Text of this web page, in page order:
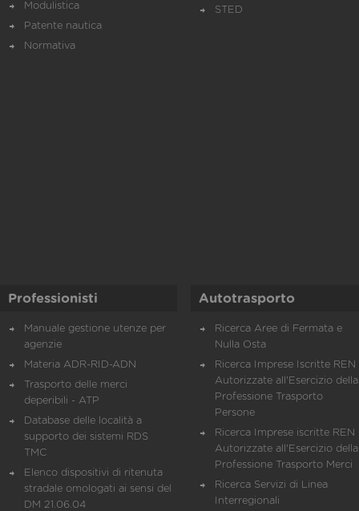
Modulistica
Patente nautica
Normativa
STED
Professionisti
Manuale gestione utenze per
agenzie
Materia ADR-RID-ADN
Trasporto delle merci
deperibili - ATP
Database delle località a
supporto dei sistemi RDS
TMC
Elenco dispositivi di ritenuta
stradale omologati ai sensi del
DM 21.06.04
Autotrasporto
Ricerca Aree di Fermata e
Nulla Osta
Ricerca Imprese Iscritte REN
Autorizzate all'Esercizio della
Professione Trasporto
Persone
Ricerca Imprese iscritte REN
Autorizzate all'Esercizio della
Professione Trasporto Merci
Ricerca Servizi di Linea
Interregionali